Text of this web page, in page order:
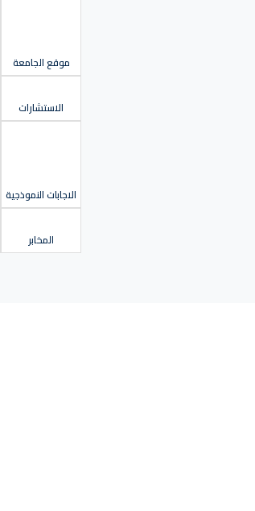
موقع الجامعة
الاستشارات
الاجابات النموذجية
المخابر